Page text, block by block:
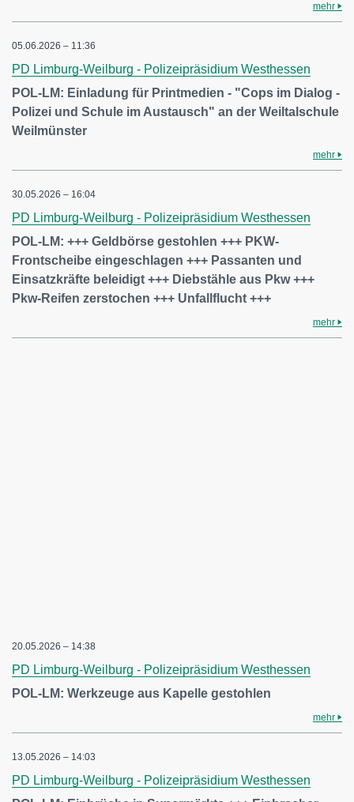
mehr
05.06.2026 – 11:36
PD Limburg-Weilburg - Polizeipräsidium Westhessen
POL-LM: Einladung für Printmedien - "Cops im Dialog -
Polizei und Schule im Austausch" an der Weiltalschule
Weilmünster
mehr
30.05.2026 – 16:04
PD Limburg-Weilburg - Polizeipräsidium Westhessen
POL-LM: +++ Geldbörse gestohlen +++ PKW-
Frontscheibe eingeschlagen +++ Passanten und
Einsatzkräfte beleidigt +++ Diebstähle aus Pkw +++
Pkw-Reifen zerstochen +++ Unfallflucht +++
mehr
20.05.2026 – 14:38
PD Limburg-Weilburg - Polizeipräsidium Westhessen
POL-LM: Werkzeuge aus Kapelle gestohlen
mehr
13.05.2026 – 14:03
PD Limburg-Weilburg - Polizeipräsidium Westhessen